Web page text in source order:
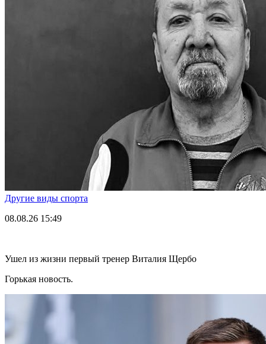
Другие виды спорта
08.08.26 15:49
Ушел из жизни первый тренер Виталия Щербо
Горькая новость.